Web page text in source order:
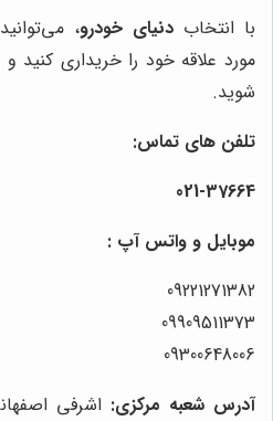
با انتخاب دنیای خودرو،
مورد علاقه خود را خریداری کنید و
شوید.
تلفن های تماس:
021-37664
موبایل و واتس آپ :
09221271382
09909511373
09300648006
آدرس شعبه مرکزی: اشرفی